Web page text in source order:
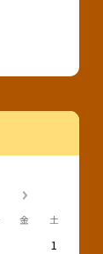
金 土
1